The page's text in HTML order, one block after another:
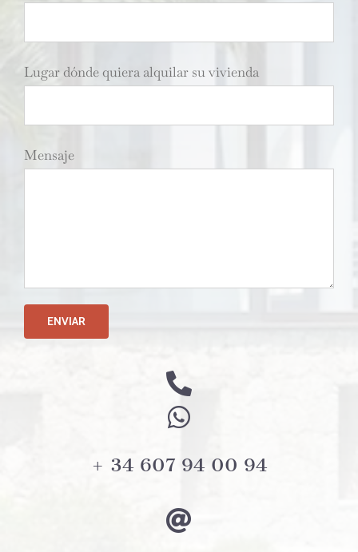
Lugar dónde quiera alquilar su vivienda
Mensaje
+ 34 607 94 00 94